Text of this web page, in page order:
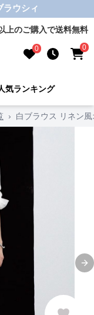
ラウシィ
上のご購入で送料無料
0 0
気ランキング
› 白ブラウス リネン